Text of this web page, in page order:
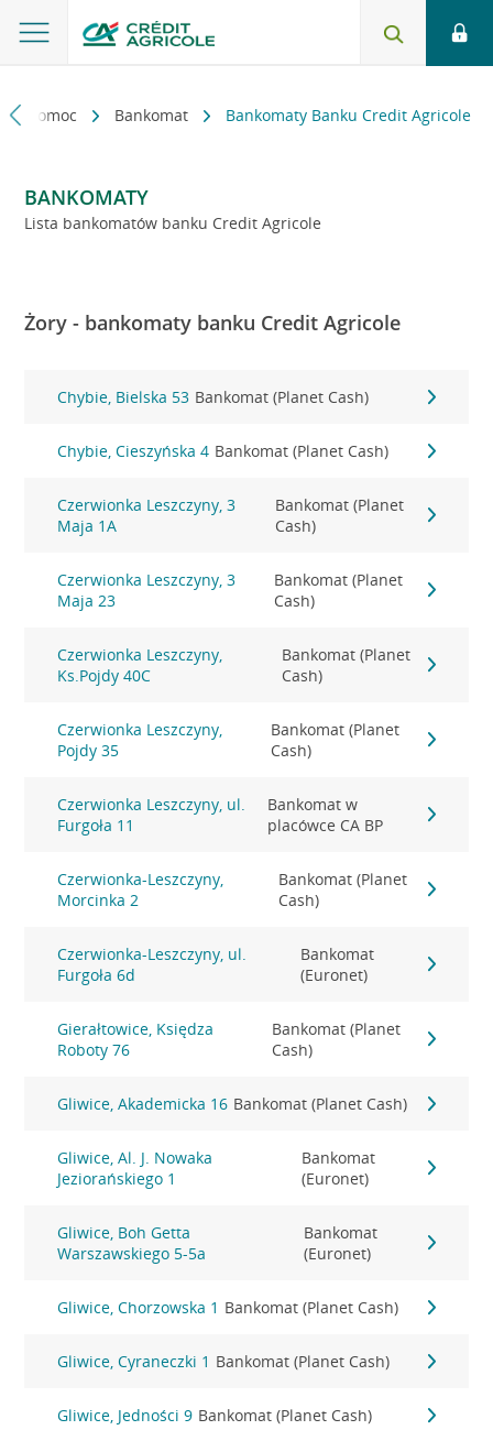
i pomoc Bankomat Bankomaty Banku Credit Agricole
BANKOMATY
Lista bankomatów banku Credit Agricole
Żory - bankomaty banku Credit Agricole
Chybie, Bielska 53 Bankomat (Planet Cash)
Chybie, Cieszyńska 4 Bankomat (Planet Cash)
Czerwionka Leszczyny, 3
Maja 1A
Bankomat (Planet
Cash)
Czerwionka Leszczyny, 3
Maja 23
Bankomat (Planet
Cash)
Czerwionka Leszczyny,
Ks.Pojdy 40C
Bankomat (Planet
Cash)
Czerwionka Leszczyny,
Pojdy 35
Bankomat (Planet
Cash)
Czerwionka Leszczyny, ul.
Furgoła 11
Bankomat w
placówce CA BP
Czerwionka-Leszczyny,
Morcinka 2
Bankomat (Planet
Cash)
Czerwionka-Leszczyny, ul.
Furgoła 6d
Bankomat
(Euronet)
Gierałtowice, Księdza
Roboty 76
Bankomat (Planet
Cash)
Gliwice, Akademicka 16 Bankomat (Planet Cash)
Gliwice, Al. J. Nowaka
Jeziorańskiego 1
Bankomat
(Euronet)
Gliwice, Boh Getta
Warszawskiego 5-5a
Bankomat
(Euronet)
Gliwice, Chorzowska 1 Bankomat (Planet Cash)
Gliwice, Cyraneczki 1 Bankomat (Planet Cash)
Gliwice, Jedności 9 Bankomat (Planet Cash)